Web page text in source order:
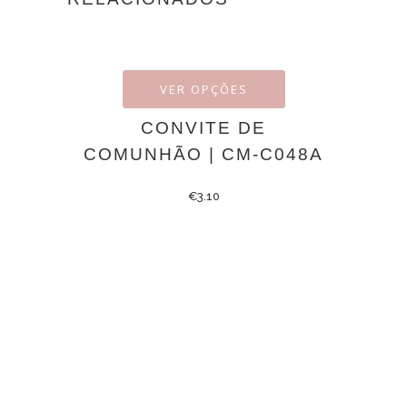
VER OPÇÕES
CONVITE DE
COMUNHÃO | CM-C048A
€3.10